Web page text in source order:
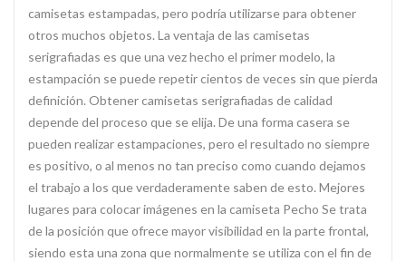
camisetas estampadas, pero podría utilizarse para obtener
otros muchos objetos. La ventaja de las camisetas
serigrafiadas es que una vez hecho el primer modelo, la
estampación se puede repetir cientos de veces sin que pierda
definición. Obtener camisetas serigrafiadas de calidad
depende del proceso que se elija. De una forma casera se
pueden realizar estampaciones, pero el resultado no siempre
es positivo, o al menos no tan preciso como cuando dejamos
el trabajo a los que verdaderamente saben de esto. Mejores
lugares para colocar imágenes en la camiseta Pecho Se trata
de la posición que ofrece mayor visibilidad en la parte frontal,
siendo esta una zona que normalmente se utiliza con el fin de